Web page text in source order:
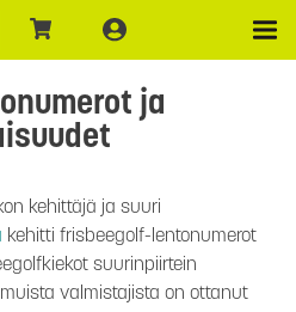
ja
kehittäjä ja suuri
kehitti frisbeegolf-lentonumerot
suurinpiirtein
valmistajista on ottanut